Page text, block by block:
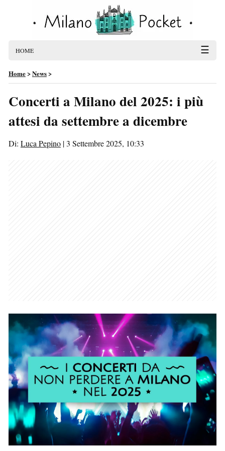
HOME ☰
Home>News>
Concerti a Milano del 2025: i più
attesi da settembre a dicembre
Di: Luca Pepino |3 Settembre 2025, 10:33